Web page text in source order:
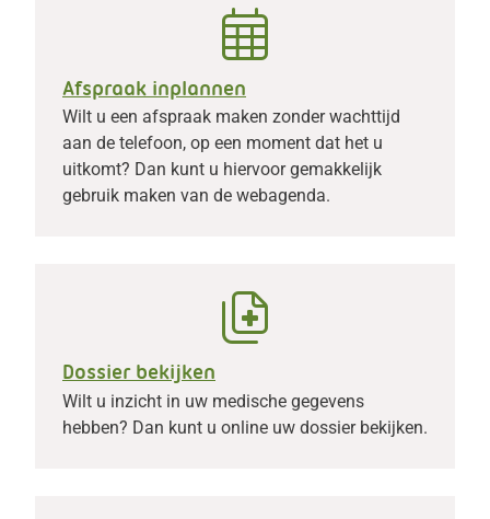
Afspraak inplannen
Wilt u een afspraak maken zonder wachttijd
aan de telefoon, op een moment dat het u
uitkomt? Dan kunt u hiervoor gemakkelijk
gebruik maken van de webagenda.
Dossier bekijken
Wilt u inzicht in uw medische gegevens
hebben? Dan kunt u online uw dossier bekijken.